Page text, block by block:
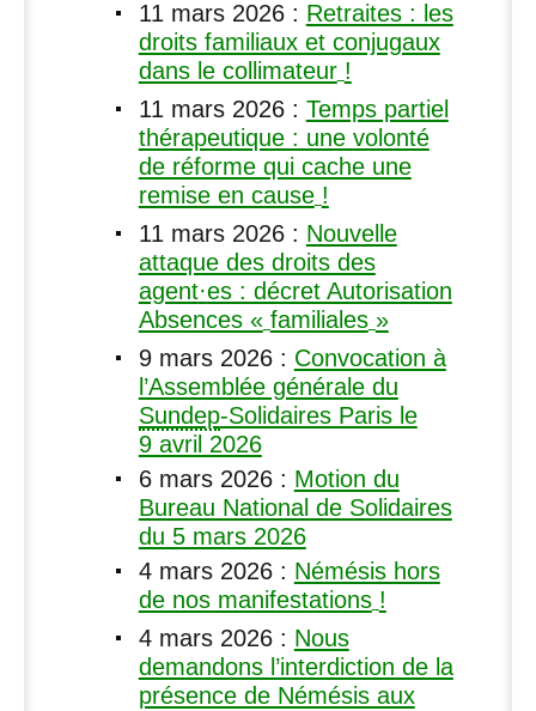
11 mars 2026: Retraites : les
droits familiaux et conjugaux
dans le collimateur !
11 mars 2026: Temps partiel
thérapeutique : une volonté
de réforme qui cache une
remise en cause !
11 mars 2026: Nouvelle
attaque des droits des
agent·es : décret Autorisation
Absences « familiales »
9 mars 2026: Convocation à
l’Assemblée générale du
Sundep-Solidaires Paris le
9 avril 2026
6 mars 2026: Motion du
Bureau National de Solidaires
du 5 mars 2026
4 mars 2026: Némésis hors
de nos manifestations !
4 mars 2026: Nous
demandons l’interdiction de la
présence de Némésis aux